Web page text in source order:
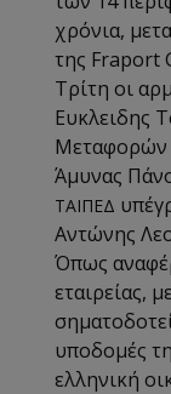
χρόνια,
της Fraport
Τρίτη οι
Ευκλειδης
Μεταφορών
Άμυνας
ΤΑΙΠΕΔ
Αντώνης
Όπως
εταιρείας,
υποδομές
ελληνική